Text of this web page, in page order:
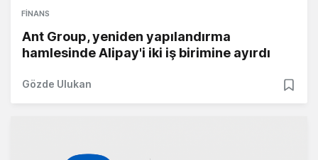
FINANS
Ant Group, yeniden yapılandırma
hamlesinde Alipay'i iki iş birimine ayırdı
Gözde Ulukan